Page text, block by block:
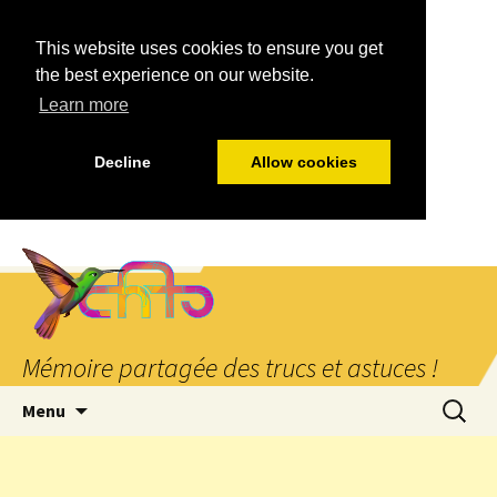
This website uses cookies to ensure you get
the best experience on our website.
Learn more
Decline Allow cookies
Mémoire partagée des trucs et astuces !
Menu